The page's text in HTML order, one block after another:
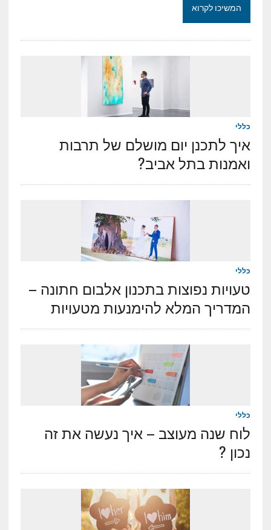
המשיכו לקרוא
כללי
איך לתכנן יום מושלם של תרבות
ואמנות בתל אביב?
כללי
טעויות נפוצות בתכנון אלבום חתונה –
המדריך המלא להימנעות מטעויות
כללי
לוח שנה מעוצב – איך נעשה את זה
נכון ?